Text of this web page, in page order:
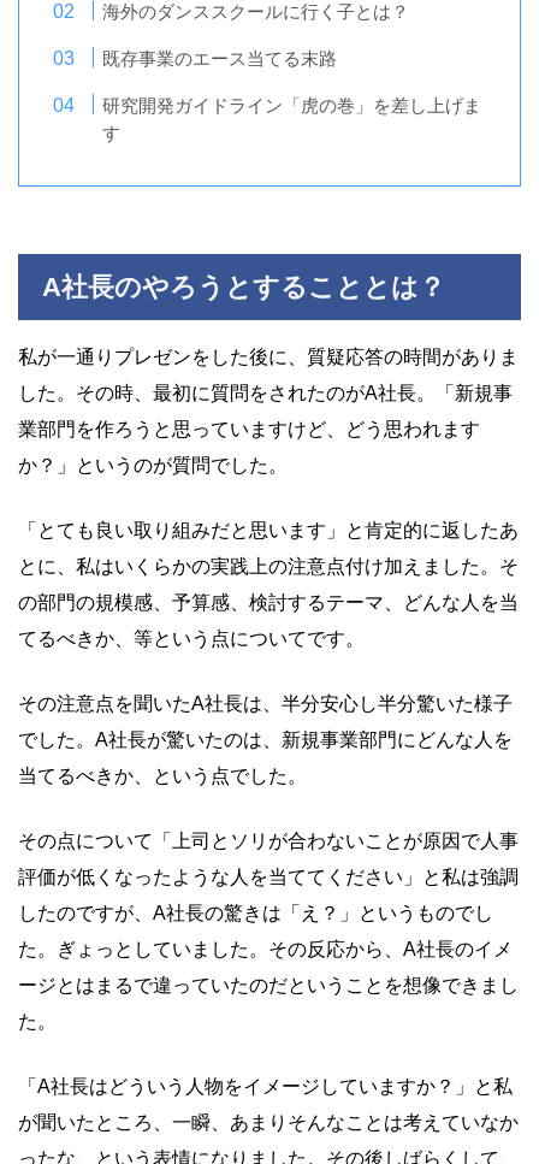
海外のダンススクールに行く子とは？
既存事業のエース当てる末路
研究開発ガイドライン「虎の巻」を差し上げま
す
A社長のやろうとすることとは？
私が一通りプレゼンをした後に、質疑応答の時間がありま
した。その時、最初に質問をされたのがA社長。「新規事
業部門を作ろうと思っていますけど、どう思われます
か？」というのが質問でした。
「とても良い取り組みだと思います」と肯定的に返したあ
とに、私はいくらかの実践上の注意点付け加えました。そ
の部門の規模感、予算感、検討するテーマ、どんな人を当
てるべきか、等という点についてです。
その注意点を聞いたA社長は、半分安心し半分驚いた様子
でした。A社長が驚いたのは、新規事業部門にどんな人を
当てるべきか、という点でした。
その点について「上司とソリが合わないことが原因で人事
評価が低くなったような人を当ててください」と私は強調
したのですが、A社長の驚きは「え？」というものでし
た。ぎょっとしていました。その反応から、A社長のイメ
ージとはまるで違っていたのだということを想像できまし
た。
「A社長はどういう人物をイメージしていますか？」と私
が聞いたところ、一瞬、あまりそんなことは考えていなか
ったな、という表情になりました。その後しばらくして、